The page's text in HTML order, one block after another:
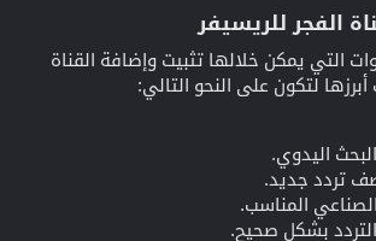
الفجر للريسيفر​
التي يمكن خلالها تثبيت وإضافة القناة
لتكون على النحو التالي:
اليدوي.
تردد جديد.
المناسب.
التردد بشكل صحيح.